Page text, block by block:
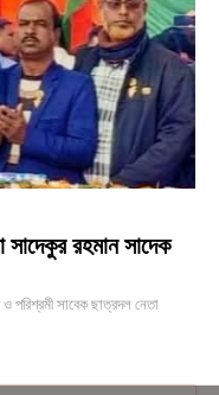
রহমান সাদেক